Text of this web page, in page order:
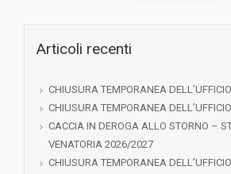
Articoli recenti
CHIUSURA TEMPORANEA DELL’UFFICIO
CHIUSURA TEMPORANEA DELL’UFFICIO
CACCIA IN DEROGA ALLO STORNO –
VENATORIA 2026/2027
CHIUSURA TEMPORANEA DELL’UFFICIO